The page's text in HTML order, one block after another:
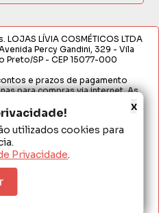
utilizados cookies para
Privacidade.
x
LÍVIA COSMÉTICOS LTDA
Percy Gandini, 329 - Vila
Preto/SP - CEP 15077-000
e prazos de pagamento
para compras via internet. As
parcial sem nossa autorização.
no site, o valor válido é o do
e condições de pagamento
Ofertas válidas até o
internet. Vendas sujeitas à
de dados.